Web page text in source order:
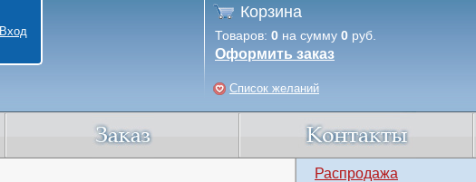
Корзина
Товаров: 0 на сумму 0 руб.
Оформить заказ
Список желаний
Распродажа